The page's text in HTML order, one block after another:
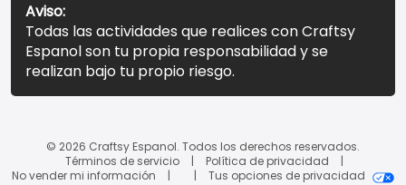
Aviso:
Todas las actividades que realices con Craftsy
Espanol son tu propia responsabilidad y se
realizan bajo tu propio riesgo.
© 2026 Craftsy Espanol. Todos los derechos reservados.
Términos de servicio
Política de privacidad
No vender mi información
Tus opciones de privacidad